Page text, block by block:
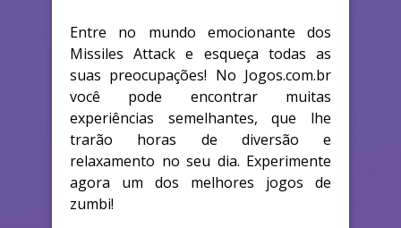
Entre no mundo emocionante dos
Missiles Attack e esqueça todas as
suas preocupações! No Jogos.com.br
você pode encontrar muitas
experiências semelhantes, que lhe
trarão horas de diversão e
relaxamento no seu dia. Experimente
agora um dos melhores jogos de
zumbi!